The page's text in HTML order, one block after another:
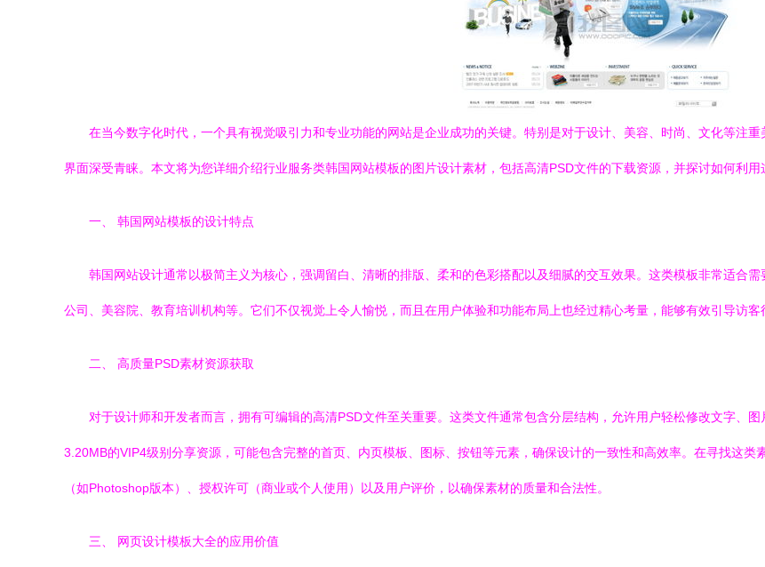
在当今数字化时代，一个具有视觉吸引力和专业功能的网站是企业成功的关键。特别是对于设计、美容、时尚、文化等注
界面深受青睐。本文将为您详细介绍行业服务类韩国网站模板的图片设计素材，包括高清PSD文件的下载资源，并探讨如何利
一、 韩国网站模板的设计特点
韩国网站设计通常以极简主义为核心，强调留白、清晰的排版、柔和的色彩搭配以及细腻的交互效果。这类模板非常适合
公司、美容院、教育培训机构等。它们不仅视觉上令人愉悦，而且在用户体验和功能布局上也经过精心考量，能够有效引导访客
二、 高质量PSD素材资源获取
对于设计师和开发者而言，拥有可编辑的高清PSD文件至关重要。这类文件通常包含分层结构，允许用户轻松修改文字、
3.20MB的VIP4级别分享资源，可能包含完整的首页、内页模板、图标、按钮等元素，确保设计的一致性和高效率。在寻找这
（如Photoshop版本）、授权许可（商业或个人使用）以及用户评价，以确保素材的质量和合法性。
三、 网页设计模板大全的应用价值